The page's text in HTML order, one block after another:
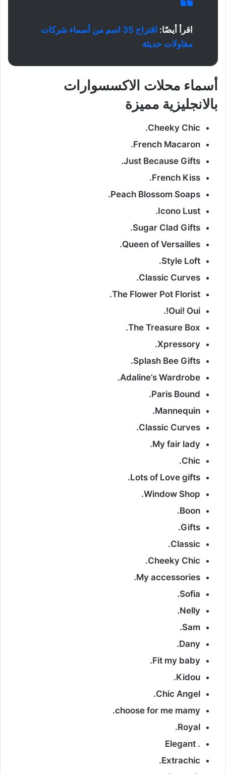
اقرأ أيضًا:
اقتراح 35 اسم من أسماء شركات
مقاولات حديثة
أسماء محلات الاكسسوارات
بالانجليزية مميزة
Cheeky Chic.
French Macaron.
Just Because Gifts.
French Kiss.
Peach Blossom Soaps.
Icono Lust.
Sugar Clad Gifts.
Queen of Versailles.
Style Loft.
Classic Curves.
The Flower Pot Florist.
Oui! Oui!.
The Treasure Box.
Xpressory.
Splash Bee Gifts.
Adaline’s Wardrobe.
Paris Bound.
Mannequin.
Classic Curves.
My fair lady.
Chic.
Lots of Love gifts.
Window Shop.
Boon.
Gifts.
Classic.
Cheeky Chic.
My accessories.
Sofia.
Nelly.
Sam.
Dany.
Fit my baby.
Kidou.
Chic Angel.
choose for me mamy.
Royal.
. Elegant
Extrachic.